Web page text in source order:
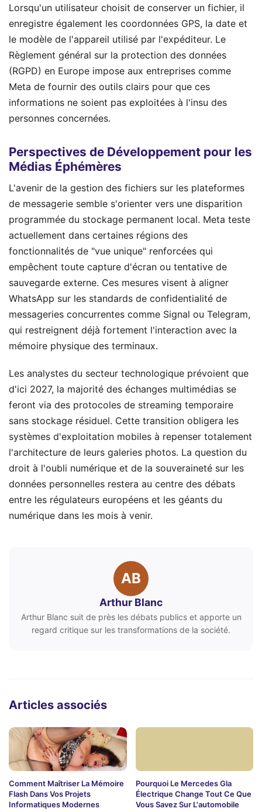
Lorsqu'un utilisateur choisit de conserver un fichier, il
enregistre également les coordonnées GPS, la date et
le modèle de l'appareil utilisé par l'expéditeur. Le
Règlement général sur la protection des données
(RGPD) en Europe impose aux entreprises comme
Meta de fournir des outils clairs pour que ces
informations ne soient pas exploitées à l'insu des
personnes concernées.
Perspectives de Développement pour les
Médias Éphémères
L'avenir de la gestion des fichiers sur les plateformes
de messagerie semble s'orienter vers une disparition
programmée du stockage permanent local. Meta teste
actuellement dans certaines régions des
fonctionnalités de "vue unique" renforcées qui
empêchent toute capture d'écran ou tentative de
sauvegarde externe. Ces mesures visent à aligner
WhatsApp sur les standards de confidentialité de
messageries concurrentes comme Signal ou Telegram,
qui restreignent déjà fortement l'interaction avec la
mémoire physique des terminaux.
Les analystes du secteur technologique prévoient que
d'ici 2027, la majorité des échanges multimédias se
feront via des protocoles de streaming temporaire
sans stockage résiduel. Cette transition obligera les
systèmes d'exploitation mobiles à repenser totalement
l'architecture de leurs galeries photos. La question du
droit à l'oubli numérique et de la souveraineté sur les
données personnelles restera au centre des débats
entre les régulateurs européens et les géants du
numérique dans les mois à venir.
AB
Arthur Blanc
Arthur Blanc suit de près les débats publics et apporte un
regard critique sur les transformations de la société.
Articles associés
Comment Maîtriser La Mémoire
Flash Dans Vos Projets
Informatiques Modernes
Pourquoi Le Mercedes Gla
Électrique Change Tout Ce Que
Vous Savez Sur L'automobile